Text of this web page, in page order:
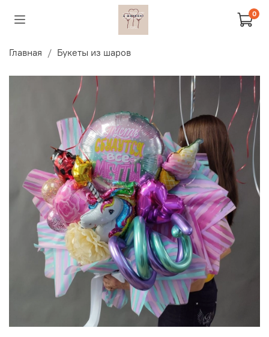
0
Главная Букеты из шаров